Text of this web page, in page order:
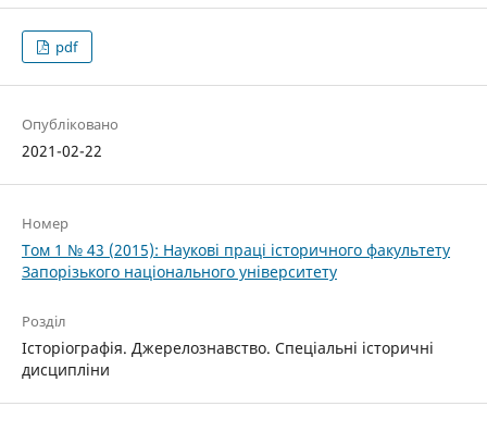
pdf
Опубліковано
2021-02-22
Номер
Том 1 № 43 (2015): Наукові праці історичного факультету
Запорізького національного університету
Розділ
Історіографія. Джерелознавство. Спеціальні історичні
дисципліни